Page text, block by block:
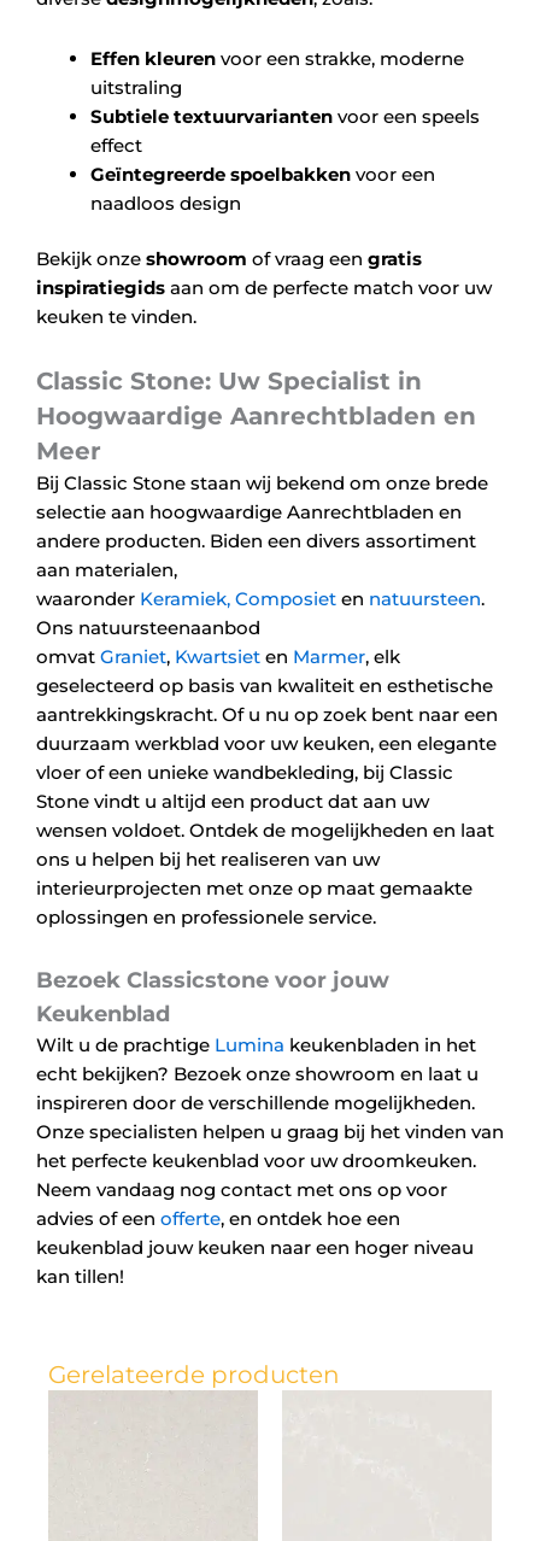
Effen kleuren voor een strakke, moderne
uitstraling
Subtiele textuurvarianten voor een speels
effect
Geïntegreerde spoelbakken voor een
naadloos design
Bekijk onze showroom of vraag een gratis
inspiratiegids aan om de perfecte match voor uw
keuken te vinden.
Classic Stone: Uw Specialist in
Hoogwaardige Aanrechtbladen en
Meer
Bij Classic Stone staan wij bekend om onze brede
selectie aan hoogwaardige Aanrechtbladen en
andere producten. Biden een divers assortiment
aan materialen,
waaronder Keramiek, Composiet en natuursteen.
Ons natuursteenaanbod
omvat Graniet, Kwartsiet en Marmer, elk
geselecteerd op basis van kwaliteit en esthetische
aantrekkingskracht. Of u nu op zoek bent naar een
duurzaam werkblad voor uw keuken, een elegante
vloer of een unieke wandbekleding, bij Classic
Stone vindt u altijd een product dat aan uw
wensen voldoet. Ontdek de mogelijkheden en laat
ons u helpen bij het realiseren van uw
interieurprojecten met onze op maat gemaakte
oplossingen en professionele service.
Bezoek Classicstone voor jouw
Keukenblad
Wilt u de prachtige Lumina keukenbladen in het
echt bekijken? Bezoek onze showroom en laat u
inspireren door de verschillende mogelijkheden.
Onze specialisten helpen u graag bij het vinden van
het perfecte keukenblad voor uw droomkeuken.
Neem vandaag nog contact met ons op voor
advies of een offerte, en ontdek hoe een
keukenblad jouw keuken naar een hoger niveau
kan tillen!
Gerelateerde producten